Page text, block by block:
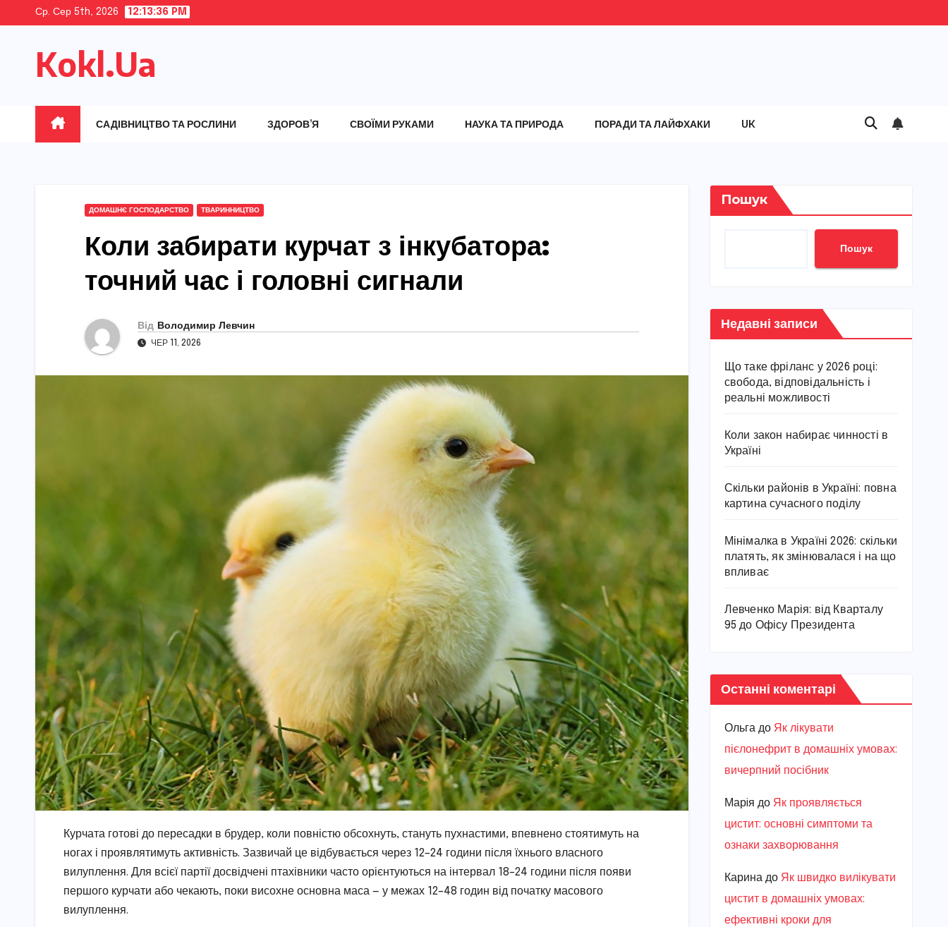
content
Ср. Сер 5th, 2026 12:13:37 PM
Kokl.Ua
САДІВНИЦТВО ТА РОСЛИНИ ЗДОРОВ’Я СВОЇМИ РУКАМИ НАУКА ТА ПРИРОДА ПОРАДИ ТА ЛАЙФХАКИ UK
ДОМАШНЄ ГОСПОДАРСТВО ТВАРИННИЦТВО
Коли забирати курчат з інкубатора:
точний час і головні сигнали
Від Володимир Левчин
ЧЕР 11, 2026
Курчата готові до пересадки в брудер, коли повністю обсохнуть, стануть пухнастими, впевнено стоятимуть на
ногах і проявлятимуть активність. Зазвичай це відбувається через 12–24 години після їхнього власного
вилуплення. Для всієї партії досвідчені птахівники часто орієнтуються на інтервал 18–24 години після появи
першого курчати або чекають, поки висохне основна маса — у межах 12–48 годин від початку масового
вилуплення.
Пошук
Пошук
Недавні записи
Що таке фріланс у 2026 році:
свобода, відповідальність і
реальні можливості
Коли закон набирає чинності в
Україні
Скільки районів в Україні: повна
картина сучасного поділу
Мінімалка в Україні 2026: скільки
платять, як змінювалася і на що
впливає
Левченко Марія: від Кварталу
95 до Офісу Президента
Останні коментарі
Ольгадо Як лікувати
пієлонефрит в домашніх умовах:
вичерпний посібник
Марiя до Як проявляється
цистит: основні симптоми та
ознаки захворювання
Каринадо Як швидко вилікувати
цистит в домашніх умовах:
ефективні кроки для